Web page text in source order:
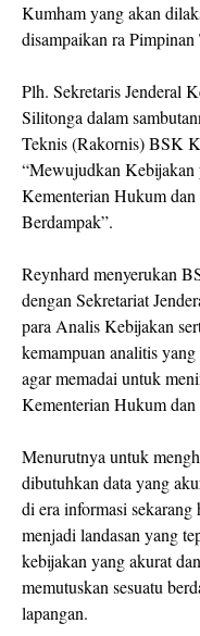
Kumham yang akan
disampaikan ra
Plh. Sekretaris Jenderal
Silitonga dalam
Teknis (Rakornis) BSK
“Mewujudkan
Kementerian Hukum
Berdampak”.
Reynhard menyerukan
dengan Sekretariat
para Analis Kebijakan
kemampuan analitis
agar memadai untuk
Kementerian Hukum
Menurutnya untuk
dibutuhkan data yang
di era informasi
menjadi landasan yang
kebijakan yang akurat
memutuskan sesuatu
lapangan.